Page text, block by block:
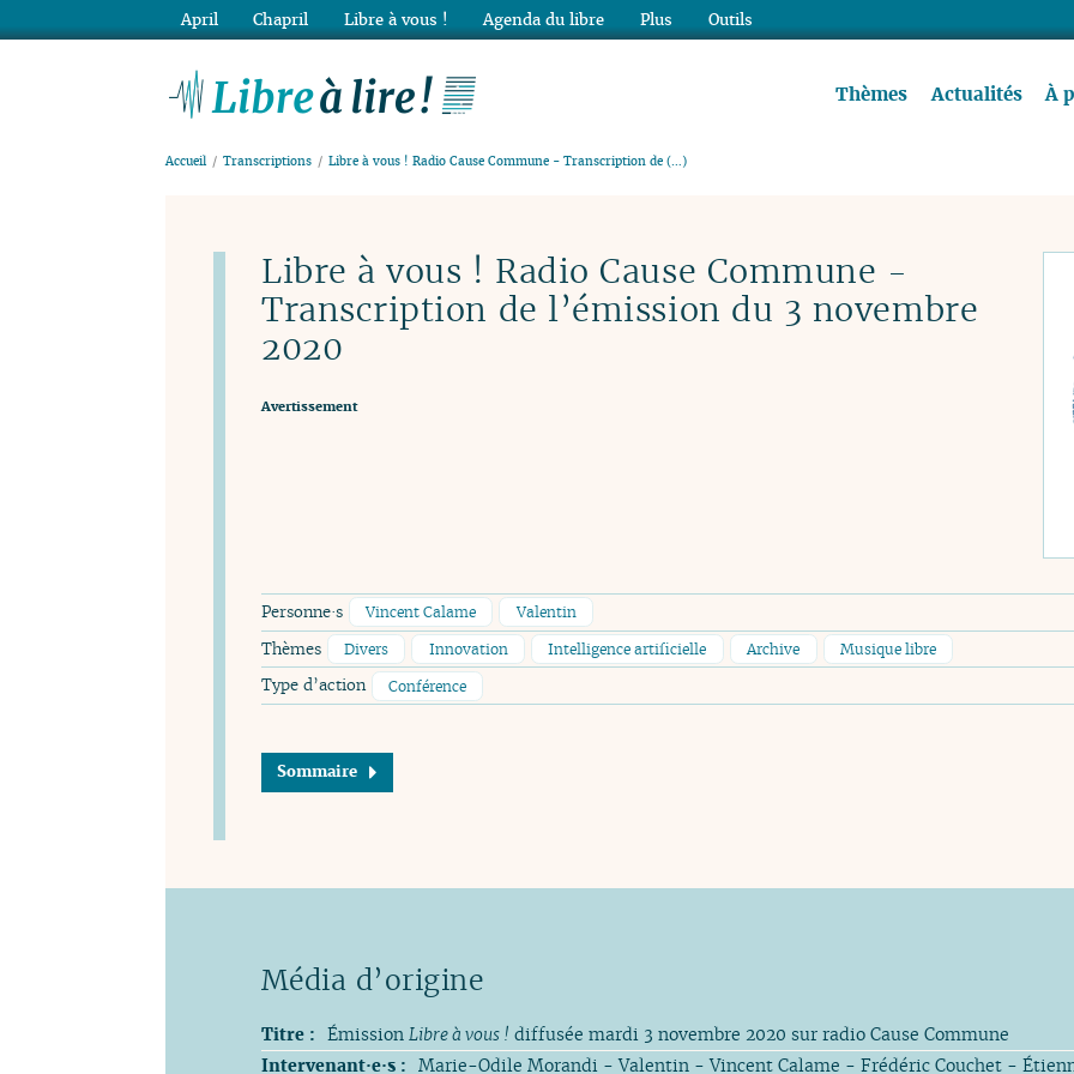
Thèmes Actualités À
Accueil Transcriptions Libre à vous ! Radio Cause Commune - Transcription de (…)
Libre à vous ! Radio Cause Commune -
Transcription de l’émission du 3 novembre
2020
Avertissement
Personne·s Vincent Calame Valentin
Thèmes Divers Innovation Intelligence artificielle Archive Musique libre
Type d’action Conférence
Sommaire
Titre : Émission Libre à vous ! diffusée mardi 3 novembre 2020 sur radio Cause Commune
Intervenant·e·s : Marie-Odile Morandi - Valentin - Vincent Calame - Frédéric Couchet -
April Chapril Libre à vous ! Agenda du libre Plus Outils